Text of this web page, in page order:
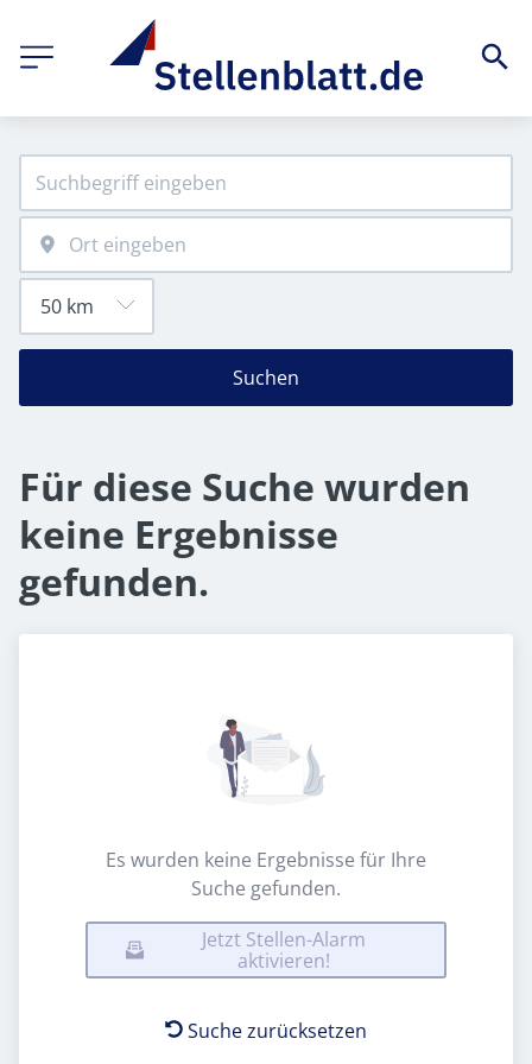
Suchen
Für diese Suche wurden
keine Ergebnisse
gefunden.
Es wurden keine Ergebnisse für Ihre
Suche gefunden.
Jetzt Stellen-Alarm
aktivieren!
Suche zurücksetzen